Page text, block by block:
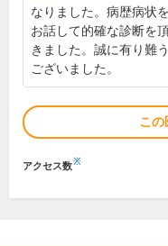
なりました。病歴病状を
お話して的確な診断を
きました。誠に有り難う
ございました。
この
アクセス数※